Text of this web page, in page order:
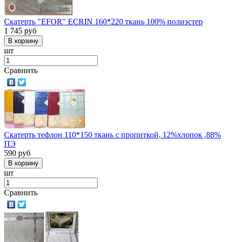
Скатерть "EFOR" ECRIN 160*220 ткань 100% полиэстер
1 745 руб
шт
Сравнить
Скатерть тефлон 110*150 ткань с пропиткой, 12%хлопок ,88%
ПЭ
590 руб
шт
Сравнить